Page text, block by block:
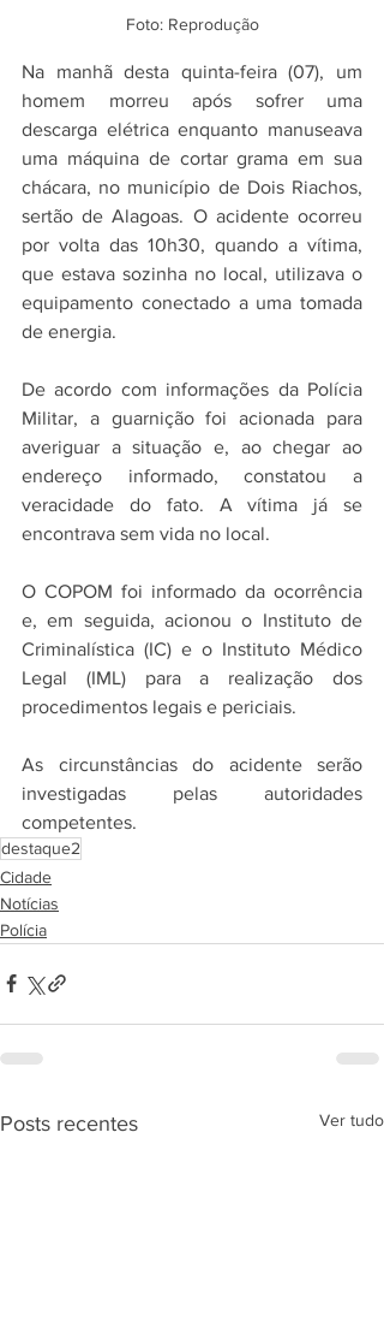
Foto: Reprodução
Na manhã desta quinta-feira (07), um
homem morreu após sofrer uma
descarga elétrica enquanto manuseava
uma máquina de cortar grama em sua
chácara, no município de Dois Riachos,
sertão de Alagoas. O acidente ocorreu
por volta das 10h30, quando a vítima,
que estava sozinha no local, utilizava o
equipamento conectado a uma tomada
de energia.
De acordo com informações da Polícia
Militar, a guarnição foi acionada para
averiguar a situação e, ao chegar ao
endereço informado, constatou a
veracidade do fato. A vítima já se
encontrava sem vida no local.
O COPOM foi informado da ocorrência
e, em seguida, acionou o Instituto de
Criminalística (IC) e o Instituto Médico
Legal (IML) para a realização dos
procedimentos legais e periciais.
As circunstâncias do acidente serão
investigadas pelas autoridades
competentes.
destaque2
Cidade
Notícias
Polícia
Posts recentes Ver tudo